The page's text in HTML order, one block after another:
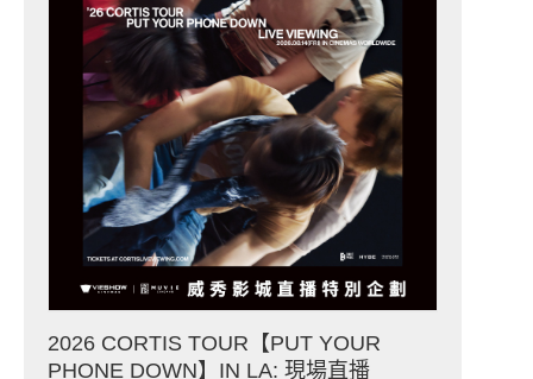
2026 CORTIS TOUR【PUT YOUR
PHONE DOWN】IN LA: 現場直播